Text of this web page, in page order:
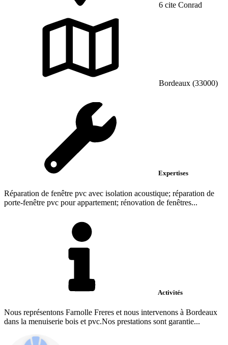
6 cite Conrad
Bordeaux (33000)
Expertises
Réparation de fenêtre pvc avec isolation acoustique; réparation de
porte-fenêtre pvc pour appartement; rénovation de fenêtres...
Activités
Nous représentons Farnolle Freres et nous intervenons à Bordeaux
dans la menuiserie bois et pvc.Nos prestations sont garantie...